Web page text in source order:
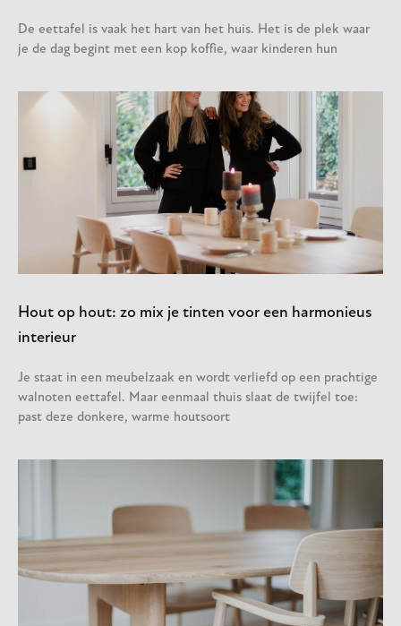
De eettafel is vaak het hart van het huis. Het is de plek waar
je de dag begint met een kop koffie, waar kinderen hun
Hout op hout: zo mix je tinten voor een harmonieus
interieur
Je staat in een meubelzaak en wordt verliefd op een prachtige
walnoten eettafel. Maar eenmaal thuis slaat de twijfel toe:
past deze donkere, warme houtsoort